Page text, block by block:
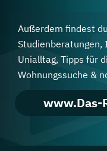
Außerdem findest
Studienberatungen,
Unialltag, Tipps für
Wohnungssuche &
www.Das-